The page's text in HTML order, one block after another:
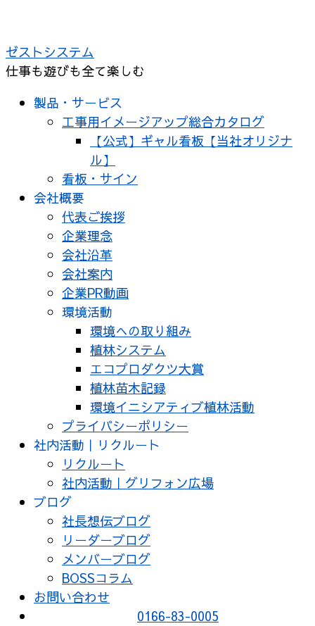
ゼストシステム
仕事も遊びも全て楽しむ
製品・サービス
工事用イメージアップ総合カタログ
【公式】ギャル看板【当社オリジナ
ル】
看板・サイン
会社概要
代表ご挨拶
企業理念
会社沿革
会社案内
企業PR動画
環境活動
環境への取り組み
植林システム
エコプロダクツ大賞
植林苗木記録
環境イニシアティブ植林活動
プライバシーポリシー
社内活動｜リクルート
リクルート
社内活動｜グリフォン広場
ブログ
社長想伝ブログ
リーダーブログ
メンバーブログ
BOSSコラム
お問い合わせ
0166-83-0005